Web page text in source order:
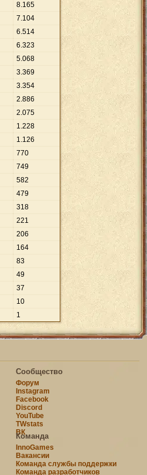
8.165
7.104
6.514
6.323
5.068
3.369
3.354
2.886
2.075
1.228
1.126
770
749
582
479
318
221
206
164
83
49
37
10
1
Сообщество
Форум
Instagram
Facebook
Discord
YouTube
TWstats
ВК
Команда
InnoGames
Вакансии
Команда службы поддержки
Команда разработчиков